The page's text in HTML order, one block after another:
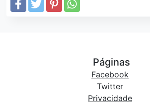
Páginas
Facebook
Twitter
Privacidade